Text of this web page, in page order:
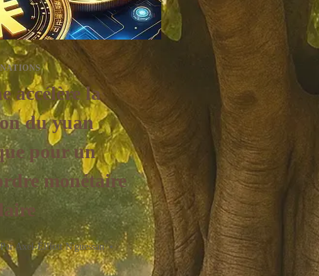
NATIONS
accélère la
du yuan
pour un
monétaire
Par Axel-Elliott N'guessan